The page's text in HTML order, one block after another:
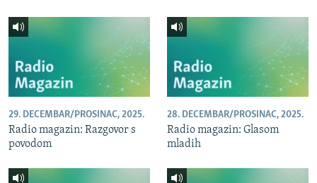
29. DECEMBAR/PROSINAC, 2025.
Radio magazin: Razgovor s
povodom
28. DECEMBAR/PROSINAC, 2025.
Radio magazin: Glasom
mladih